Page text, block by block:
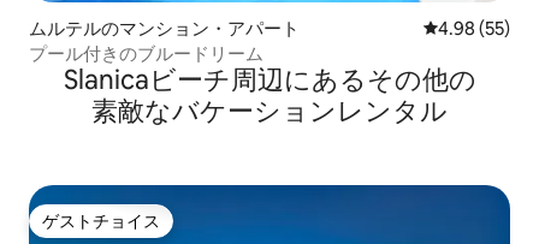
ムルテルのマンション・アパート レビュー55
4.98 (55)
プール付きのブルードリーム
Slanicaビーチ⁠周⁠辺⁠に⁠あ⁠るそ⁠の⁠他⁠の
素⁠敵⁠なバ⁠ケ⁠ー⁠シ⁠ョ⁠ン⁠レ⁠ン⁠タ⁠ル
ゲストチョイス
ゲストチョイス